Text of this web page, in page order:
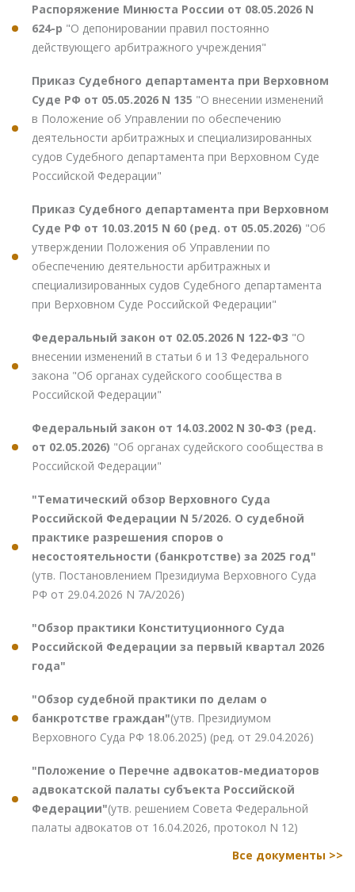
Распоряжение Минюста России от 08.05.2026 N
624-р "О депонировании правил постоянно
действующего арбитражного учреждения"
Приказ Судебного департамента при Верховном
Суде РФ от 05.05.2026 N 135 "О внесении изменений
в Положение об Управлении по обеспечению
деятельности арбитражных и специализированных
судов Судебного департамента при Верховном Суде
Российской Федерации"
Приказ Судебного департамента при Верховном
Суде РФ от 10.03.2015 N 60 (ред. от 05.05.2026) "Об
утверждении Положения об Управлении по
обеспечению деятельности арбитражных и
специализированных судов Судебного департамента
при Верховном Суде Российской Федерации"
Федеральный закон от 02.05.2026 N 122-ФЗ "О
внесении изменений в статьи 6 и 13 Федерального
закона "Об органах судейского сообщества в
Российской Федерации"
Федеральный закон от 14.03.2002 N 30-ФЗ (ред.
от 02.05.2026) "Об органах судейского сообщества в
Российской Федерации"
"Тематический обзор Верховного Суда
Российской Федерации N 5/2026. О судебной
практике разрешения споров о
несостоятельности (банкротстве) за 2025 год"
(утв. Постановлением Президиума Верховного Суда
РФ от 29.04.2026 N 7А/2026)
"Обзор практики Конституционного Суда
Российской Федерации за первый квартал 2026
года"
"Обзор судебной практики по делам о
банкротстве граждан"(утв. Президиумом
Верховного Суда РФ 18.06.2025) (ред. от 29.04.2026)
"Положение о Перечне адвокатов-медиаторов
адвокатской палаты субъекта Российской
Федерации"(утв. решением Совета Федеральной
палаты адвокатов от 16.04.2026, протокол N 12)
Все документы >>